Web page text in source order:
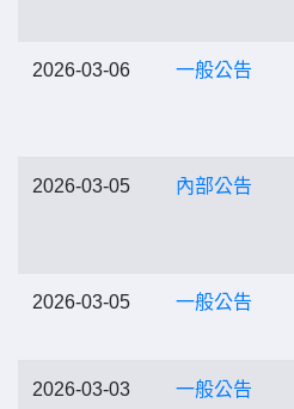
2026-03-06 一般公告
2026-03-05 內部公告
2026-03-05 一般公告
2026-03-03 一般公告